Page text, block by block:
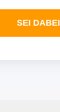
SEI DABEI